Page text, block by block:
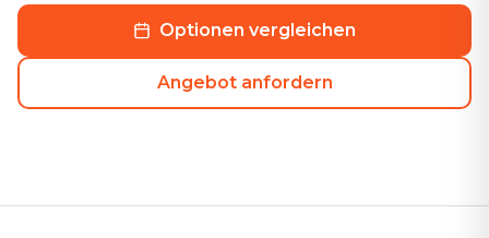
Optionen vergleichen
Angebot anfordern